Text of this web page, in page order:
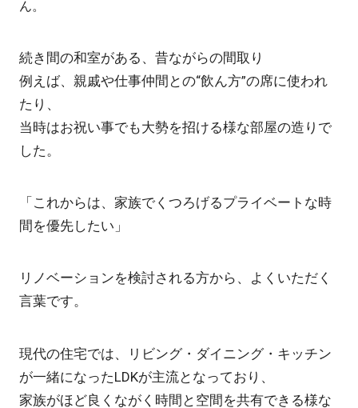
ん。
続き間の和室がある、昔ながらの間取り
例えば、親戚や仕事仲間との“飲ん方”の席に使われ
たり、
当時はお祝い事でも大勢を招ける様な部屋の造りで
した。
「これからは、家族でくつろげるプライベートな時
間を優先したい」
リノベーションを検討される方から、よくいただく
言葉です。
現代の住宅では、リビング・ダイニング・キッチン
が一緒になったLDKが主流となっており、
家族がほど良くながく時間と空間を共有できる様な